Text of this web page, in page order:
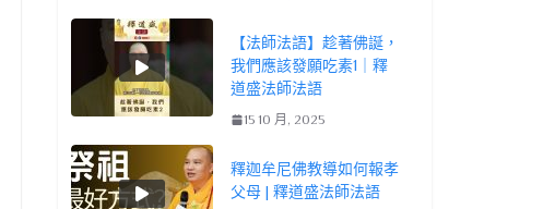
【法師法語】趁著佛誕，
我們應該發願吃素1｜釋
道盛法師法語
15 10 月, 2025
釋迦牟尼佛教導如何報孝
父母 | 釋道盛法師法語